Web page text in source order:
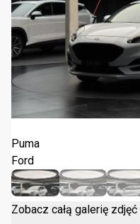
Ford Puma ST-Line 2024
Puma
Ford
Zobacz całą galerię